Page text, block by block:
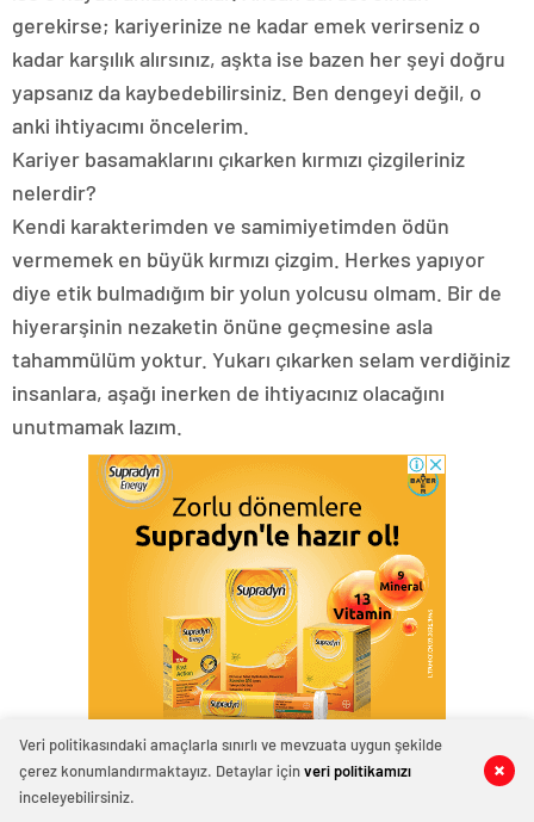
0 0
0 0
0 0
gerekirse; kariyerinize ne kadar emek verirseniz o
kadar karşılık alırsınız, aşkta ise bazen her şeyi doğru
yapsanız da kaybedebilirsiniz. Ben dengeyi değil, o
anki ihtiyacımı öncelerim.
Kariyer basamaklarını çıkarken kırmızı çizgileriniz
nelerdir?
Kendi karakterimden ve samimiyetimden ödün
vermemek en büyük kırmızı çizgim. Herkes yapıyor
diye etik bulmadığım bir yolun yolcusu olmam. Bir de
hiyerarşinin nezaketin önüne geçmesine asla
tahammülüm yoktur. Yukarı çıkarken selam verdiğiniz
insanlara, aşağı inerken de ihtiyacınız olacağını
unutmamak lazım.
Benim için asıl kıymetli olan, varılmış bir noktada bir
araya gelmek değil; o yola beraber baş koyabilmektir.
Veri politikasındaki amaçlarla sınırlı ve mevzuata uygun şekilde
çerez konumlandırmaktayız. Detaylar içinveri politikamızı
inceleyebilirsiniz.